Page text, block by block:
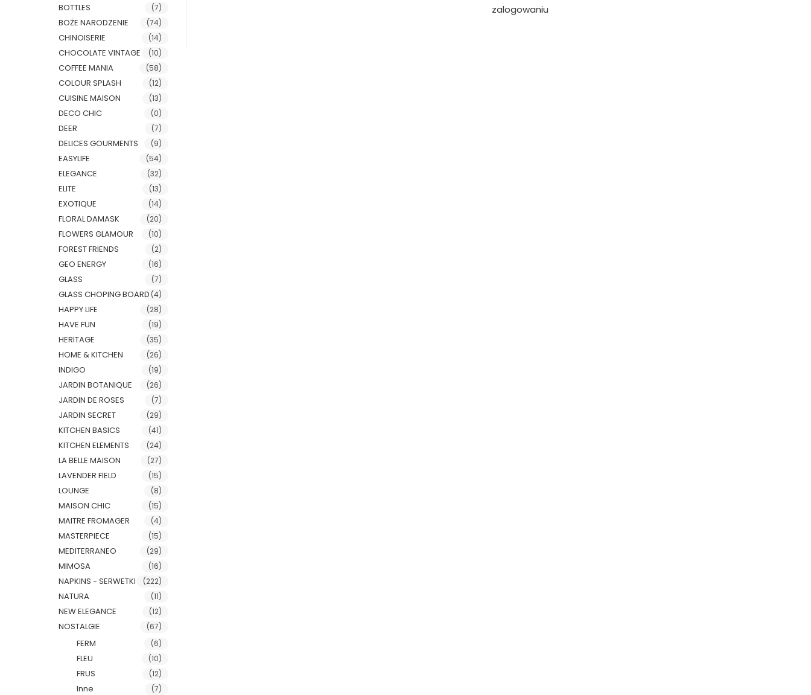
zalogowaniu
BOTTLES (7)
BOŻE NARODZENIE (74)
CHINOISERIE (14)
CHOCOLATE VINTAGE (10)
COFFEE MANIA (58)
COLOUR SPLASH (12)
CUISINE MAISON (13)
DECO CHIC (0)
DEER (7)
DELICES GOURMENTS (9)
EASYLIFE (54)
ELEGANCE (32)
ELITE (13)
EXOTIQUE (14)
FLORAL DAMASK (20)
FLOWERS GLAMOUR (10)
FOREST FRIENDS (2)
GEO ENERGY (16)
GLASS (7)
GLASS CHOPING BOARD (4)
HAPPY LIFE (28)
HAVE FUN (19)
HERITAGE (35)
HOME & KITCHEN (26)
INDIGO (19)
JARDIN BOTANIQUE (26)
JARDIN DE ROSES (7)
JARDIN SECRET (29)
KITCHEN BASICS (41)
KITCHEN ELEMENTS (24)
LA BELLE MAISON (27)
LAVENDER FIELD (15)
LOUNGE (8)
MAISON CHIC (15)
MAITRE FROMAGER (4)
MASTERPIECE (15)
MEDITERRANEO (29)
MIMOSA (16)
NAPKINS - SERWETKI (222)
NATURA (11)
NEW ELEGANCE (12)
NOSTALGIE (67)
FERM (6)
FLEU (10)
FRUS (12)
Inne (7)